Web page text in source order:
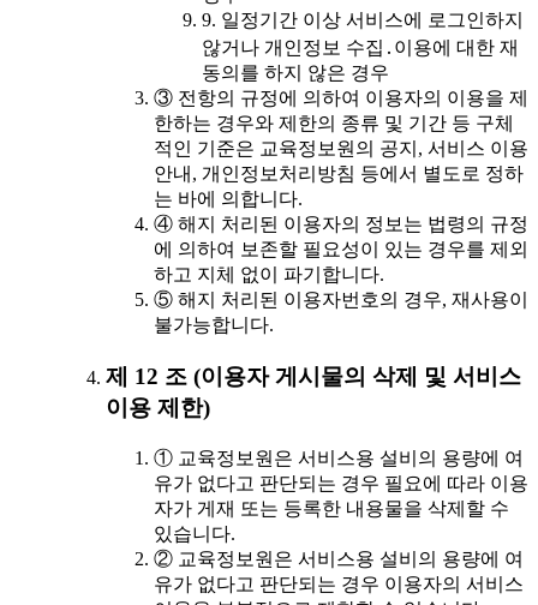
9. 일정기간 이상 서비스에 로그인하지
않거나 개인정보 수집․이용에 대한 재
동의를 하지 않은 경우
③ 전항의 규정에 의하여 이용자의 이용을 제
한하는 경우와 제한의 종류 및 기간 등 구체
적인 기준은 교육정보원의 공지, 서비스 이용
안내, 개인정보처리방침 등에서 별도로 정하
는 바에 의합니다.
④ 해지 처리된 이용자의 정보는 법령의 규정
에 의하여 보존할 필요성이 있는 경우를 제외
하고 지체 없이 파기합니다.
⑤ 해지 처리된 이용자번호의 경우, 재사용이
불가능합니다.
제 12 조 (이용자 게시물의 삭제 및 서비스
이용 제한)
① 교육정보원은 서비스용 설비의 용량에 여
유가 없다고 판단되는 경우 필요에 따라 이용
자가 게재 또는 등록한 내용물을 삭제할 수
있습니다.
② 교육정보원은 서비스용 설비의 용량에 여
유가 없다고 판단되는 경우 이용자의 서비스